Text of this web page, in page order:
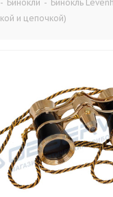
- Бинокли - Бинокль
и цепочкой)